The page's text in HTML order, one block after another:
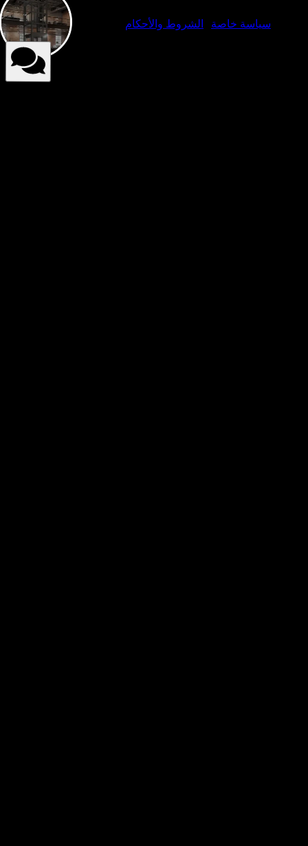
© مصاعد النخبة 2025. جميع الحقوق محفوظة لشركة مصاعد
سياسة خاصة الشروط والأحكام